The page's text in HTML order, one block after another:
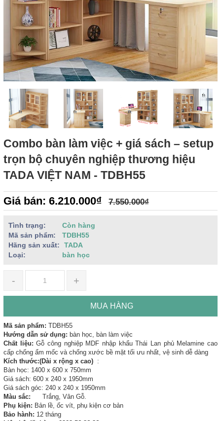
Combo bàn làm việc + giá sách – setup
trọn bộ chuyên nghiệp thương hiệu
TADA VIỆT NAM - TDBH55
Giá bán: 6.210.000₫ 7.550.000₫
Tình trạng:
Còn hàng
Mã sản phẩm:
TDBH55
Hãng sản xuất:
TADA
Loại:
bàn học
- +
MUA HÀNG
Mã sản phẩm: TDBH55
Hướng dẫn sử dụng: bàn học, bàn làm việc
Chất liệu: Gỗ công nghiệp MDF nhập khẩu Thái Lan phủ Melamine cao
cấp chống ẩm mốc và chống xước bề mặt tối ưu nhất, vệ sinh dễ dàng
Kích thước:(Dài x rộng x cao) :
Bàn học: 1400 x 600 x 750mm
Giá sách: 600 x 240 x 1950mm
Giá sách góc: 240 x 240 x 1950mm
Màu sắc:
Trắng, Vân Gỗ.
Phụ kiện: Bản lề, ốc vít, phụ kiện cơ bản
Bảo hành: 12 tháng